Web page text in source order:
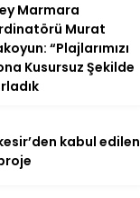
Marmara
Murat
“Plajlarımızı
Kusursuz Şekilde
kabul edilen